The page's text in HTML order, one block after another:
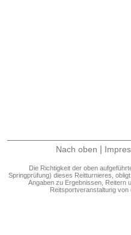
Nach oben |
Die Richtigkeit der oben
Springprüfung) dieses Reitturnieres,
Angaben zu Ergebnissen, Reitern
Reitsportveranstaltung von